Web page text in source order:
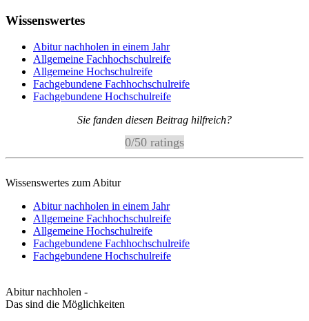
Wissenswertes
Abitur nachholen in einem Jahr
Allgemeine Fachhochschulreife
Allgemeine Hochschulreife
Fachgebundene Fachhochschulreife
Fachgebundene Hochschulreife
Sie fanden diesen Beitrag hilfreich?
0/50 ratings
Wissenswertes zum Abitur
Abitur nachholen in einem Jahr
Allgemeine Fachhochschulreife
Allgemeine Hochschulreife
Fachgebundene Fachhochschulreife
Fachgebundene Hochschulreife
Abitur nachholen -
Das sind die Möglichkeiten